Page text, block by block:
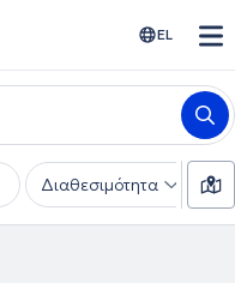
EL
Διαθεσιμότητα